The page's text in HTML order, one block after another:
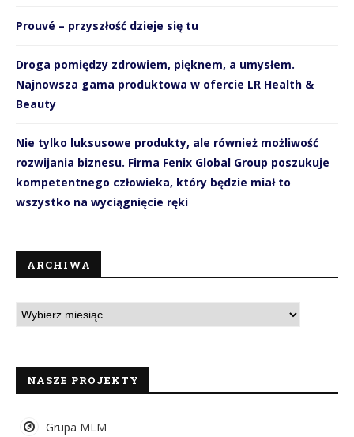
Prouvé – przyszłość dzieje się tu
Droga pomiędzy zdrowiem, pięknem, a umysłem.
Najnowsza gama produktowa w ofercie LR Health &
Beauty
Nie tylko luksusowe produkty, ale również możliwość
rozwijania biznesu. Firma Fenix Global Group poszukuje
kompetentnego człowieka, który będzie miał to
wszystko na wyciągnięcie ręki
ARCHIWA
NASZE PROJEKTY
Grupa MLM